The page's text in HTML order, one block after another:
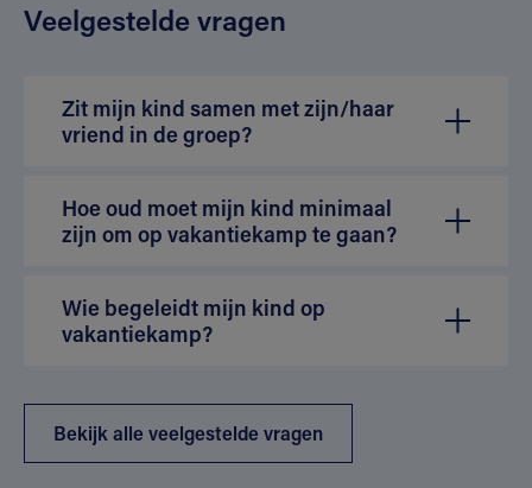
Veelgestelde vragen
Zit mijn kind samen met zijn/haar
vriend in de groep?
Hoe oud moet mijn kind minimaal
zijn om op vakantiekamp te gaan?
Wie begeleidt mijn kind op
vakantiekamp?
Bekijk alle veelgestelde vragen